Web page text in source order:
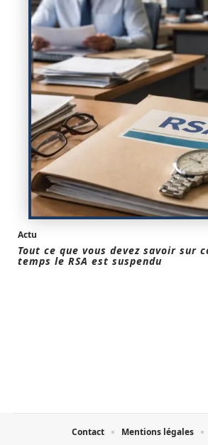
Actu
Tout ce que vous devez savoir sur
temps le RSA est suspendu
Contact Mentions légales